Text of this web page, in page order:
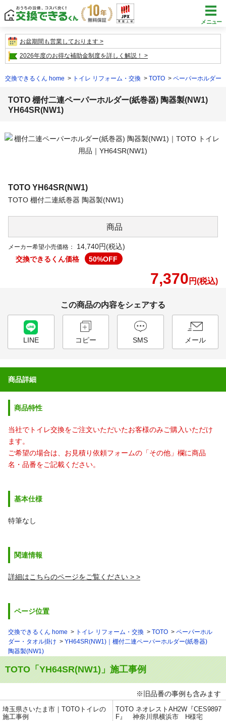
メニュー
お盆期間も営業しております
2026年度のお得な補助金制度を詳しく解説！
交換できるくん home トイレ リフォーム・交換 TOTO ペーパーホルダー
TOTO 棚付二連ペーパーホルダー(紙巻器) 陶器製(NW1)
YH64SR(NW1)
TOTO YH64SR(NW1)
TOTO 棚付二連紙巻器 陶器製(NW1)
商品
メーカー希望小売価格：
14,740円(税込)
交換できるくん価格
50%OFF
7,370 円(税込)
この商品の内容をシェアする
LINE コピー SMS メール
商品詳細
商品特性
当社でトイレ交換をご注文いただいたお客様のみご購入いただけ
ます。
ご希望の場合は、お見積り依頼フォームの「その他」欄に商品
名・品番をご記載ください。
基本仕様
特筆なし
関連情報
詳細はこちらのページをご覧ください >
ページ位置
交換できるくん home トイレ リフォーム・交換 TOTO
ペーパーホル
ダー・タオル掛け
YH64SR(NW1)｜棚付二連ペーパーホルダー(紙巻器)
陶器製(NW1)
TOTO「YH64SR(NW1)」施工事例
※旧品番の事例も含みます
埼玉県さいたま市｜TOTOトイレの
施工事例
TOTO ネオレストAH2W『CES9897
F』 神奈川県横浜市 H様宅